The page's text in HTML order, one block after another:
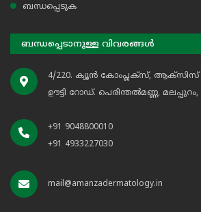
ബന്ധപ്പെടുക
ബന്ധപ്പെടാനുള്ള വിവരങ്ങൾ
4/220. ക്യൂൻ കോംപ്ലക്സ്, ആക്സിസ്
ഊട്ടി റോഡ്. പെരിന്തൽമണ്ണ, മലപ്പുറം,
+91 9048800010
+91 4933227030
mail@amanzadermatology.in